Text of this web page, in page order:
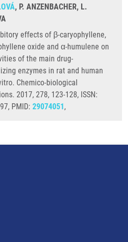
, P. ANZENBACHER, L.
effects of β-caryophyllene,
oxide and α-humulene on
of the main drug-
enzymes in rat and human
Chemico-biological
2017, 278, 123-128, ISSN:
PMID: 29074051,